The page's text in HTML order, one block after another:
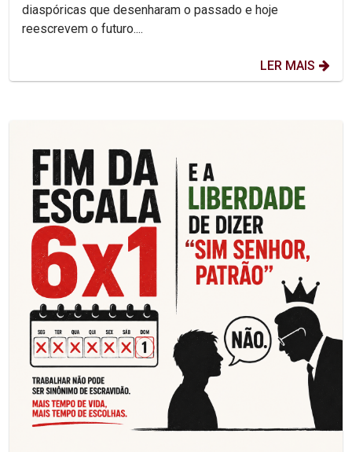
diaspóricas que desenharam o passado e hoje
reescrevem o futuro....
LER MAIS